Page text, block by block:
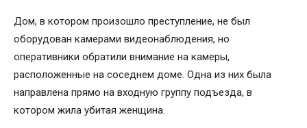
Дом, в котором произошло преступление, не был
оборудован камерами видеонаблюдения, но
оперативники обратили внимание на камеры,
расположенные на соседнем доме. Одна из них была
направлена прямо на входную группу подъезда, в
котором жила убитая женщина.